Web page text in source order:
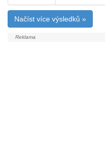
Načíst více výsledků »